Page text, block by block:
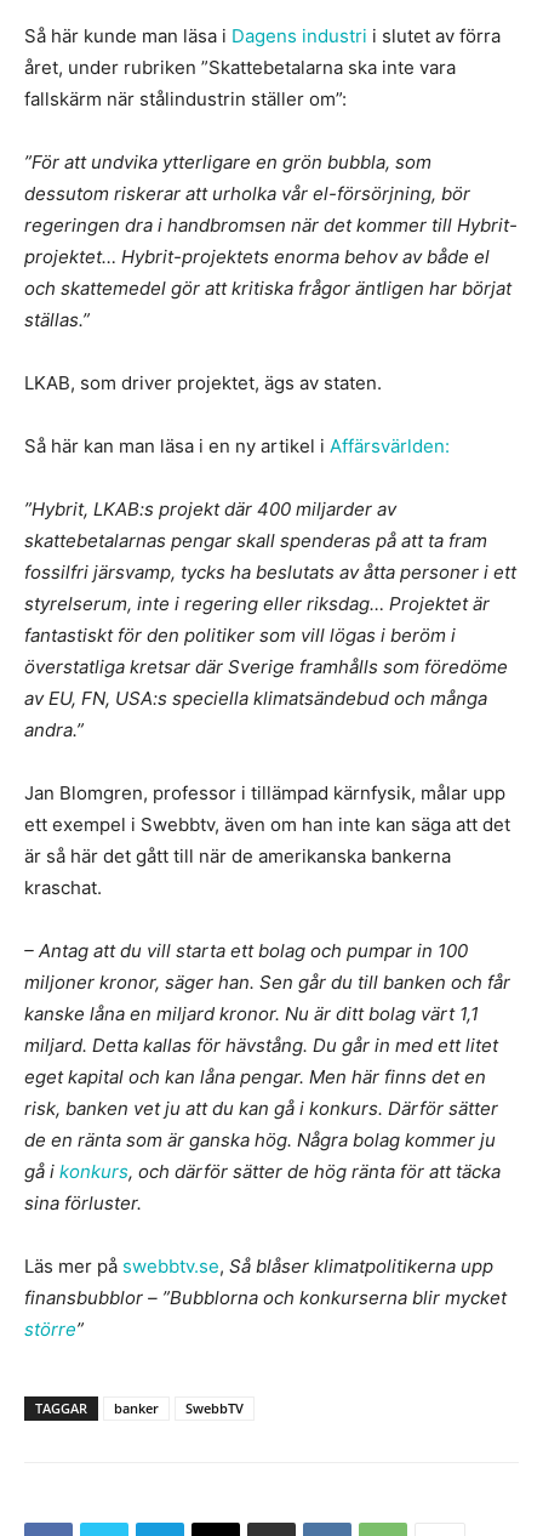
Så här kunde man läsa i Dagens industri i slutet av förra
året, under rubriken ”Skattebetalarna ska inte vara
fallskärm när stålindustrin ställer om”:
”För att undvika ytterligare en grön bubbla, som
dessutom riskerar att urholka vår el-försörjning, bör
regeringen dra i handbromsen när det kommer till Hybrit-
projektet… Hybrit-projektets enorma behov av både el
och skattemedel gör att kritiska frågor äntligen har börjat
ställas.”
LKAB, som driver projektet, ägs av staten.
Så här kan man läsa i en ny artikel i Affärsvärlden:
”Hybrit, LKAB:s projekt där 400 miljarder av
skattebetalarnas pengar skall spenderas på att ta fram
fossilfri järsvamp, tycks ha beslutats av åtta personer i ett
styrelserum, inte i regering eller riksdag… Projektet är
fantastiskt för den politiker som vill lögas i beröm i
överstatliga kretsar där Sverige framhålls som föredöme
av EU, FN, USA:s speciella klimatsändebud och många
andra.”
Jan Blomgren, professor i tillämpad kärnfysik, målar upp
ett exempel i Swebbtv, även om han inte kan säga att det
är så här det gått till när de amerikanska bankerna
kraschat.
– Antag att du vill starta ett bolag och pumpar in 100
miljoner kronor, säger han. Sen går du till banken och får
kanske låna en miljard kronor. Nu är ditt bolag värt 1,1
miljard. Detta kallas för hävstång. Du går in med ett litet
eget kapital och kan låna pengar. Men här finns det en
risk, banken vet ju att du kan gå i konkurs. Därför sätter
de en ränta som är ganska hög. Några bolag kommer ju
gå i konkurs, och därför sätter de hög ränta för att täcka
sina förluster.
Läs mer på swebbtv.se, Så blåser klimatpolitikerna upp
finansbubblor – ”Bubblorna och konkurserna blir mycket
större”
TAGGAR banker SwebbTV